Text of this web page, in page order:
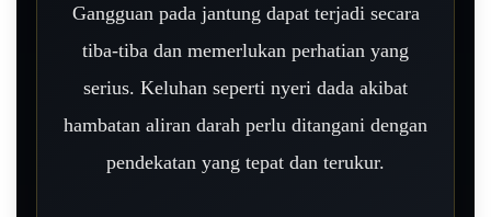
Gangguan pada jantung dapat terjadi secara
tiba-tiba dan memerlukan perhatian yang
serius. Keluhan seperti nyeri dada akibat
hambatan aliran darah perlu ditangani dengan
pendekatan yang tepat dan terukur.